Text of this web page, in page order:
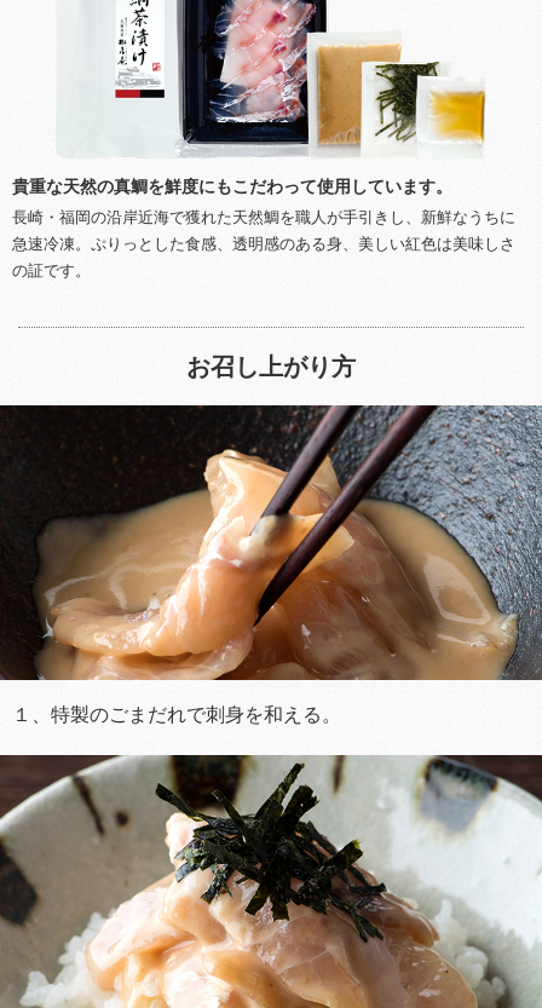
貴重な天然の真鯛を鮮度にもこだわって使用しています。
長崎・福岡の沿岸近海で獲れた天然鯛を職人が手引きし、新鮮なうちに
急速冷凍。ぷりっとした食感、透明感のある身、美しい紅色は美味しさ
の証です。
お召し上がり方
１、特製のごまだれで刺身を和える。